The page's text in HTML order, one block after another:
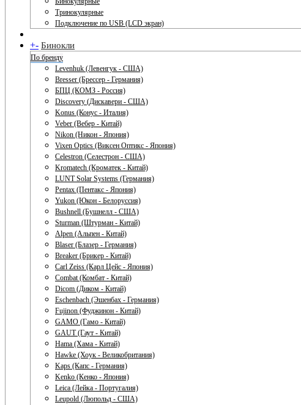
Тринокулярные
Подключение по USB (LCD экран)
+- Бинокли
По бренду
Levenhuk (Левенгук - США)
Bresser (Брессер - Германия)
БПЦ (КОМЗ - Россия)
Discovery (Дискавери - США)
Konus (Конус - Италия)
Veber (Вебер - Китай)
Nikon (Никон - Япония)
Vixen Optics (Виксен Оптикс - Япония)
Celestron (Селестрон - США)
Kromatech (Кроматек - Китай)
LUNT Solar Systems (Германия)
Pentax (Пентакс - Япония)
Yukon (Юкон - Белоруссия)
Bushnell (Бушнелл - США)
Sturman (Штурман - Китай)
Alpen (Альпен - Китай)
Blaser (Блазер - Германия)
Breaker (Брикер - Китай)
Carl Zeiss (Карл Цейс - Япония)
Combat (Комбат - Китай)
Dicom (Диком - Китай)
Eschenbach (Эшенбах - Германия)
Fujinon (Фуджинон - Китай)
GAMO (Гамо - Китай)
GAUT (Гаут - Китай)
Hama (Хама - Китай)
Hawke (Хоук - Великобритания)
Kaps (Капс - Германия)
Kenko (Кенко - Япония)
Leica (Лейка - Португалия)
Leupold (Люпольд - США)